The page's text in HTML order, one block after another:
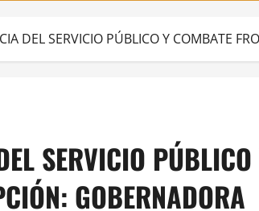
DEL SERVICIO PÚBLICO Y COMBATE
SERVICIO
GOBERNADORA